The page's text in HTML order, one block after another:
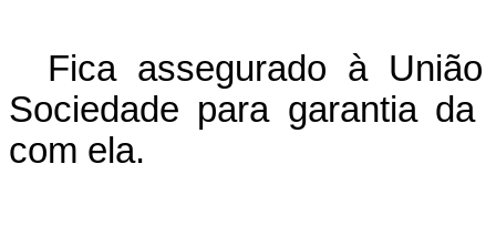
Fica assegurado à
Sociedade para garantia
com ela.